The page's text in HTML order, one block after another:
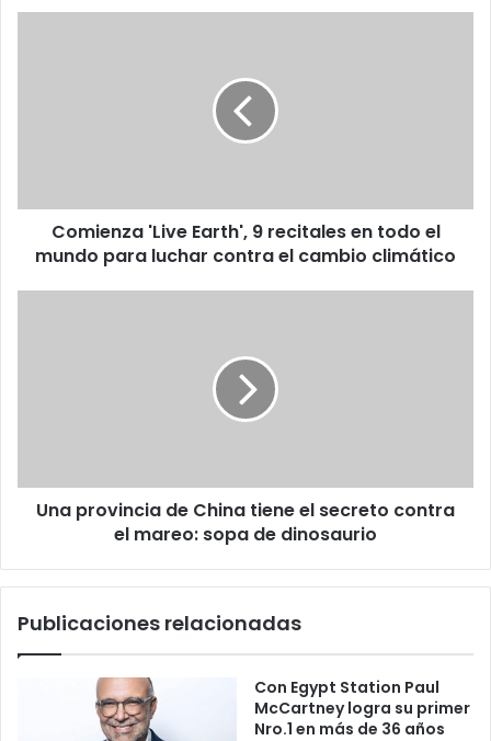
mundo
luchar
Comienza 'Live Earth', 9 recitales en todo el
mundo para luchar contra el cambio climático
el
mareo:
Una provincia de China tiene el secreto contra
el mareo: sopa de dinosaurio
Publicaciones relacionadas
Con Egypt Station Paul
McCartney logra su primer
Nro.1 en más de 36 años